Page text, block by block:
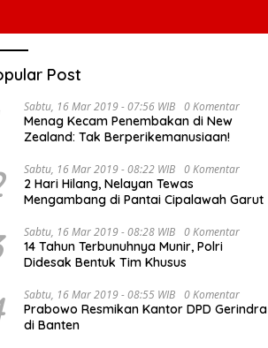
Post
Sabtu, 16 Mar 2019 - 07:56 WIB 0 Komentar
Menag Kecam Penembakan di New
Zealand: Tak Berperikemanusiaan!
Sabtu, 16 Mar 2019 - 08:22 WIB 0 Komentar
2 Hari Hilang, Nelayan Tewas
Mengambang di Pantai Cipalawah Garut
Sabtu, 16 Mar 2019 - 08:28 WIB 0 Komentar
14 Tahun Terbunuhnya Munir, Polri
Didesak Bentuk Tim Khusus
Sabtu, 16 Mar 2019 - 08:55 WIB 0 Komentar
Prabowo Resmikan Kantor DPD Gerindra
di Banten